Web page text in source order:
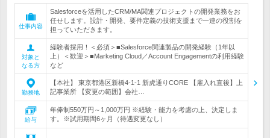
仕事内容
Salesforceを活用したCRM/MA関連プロジェクトの開発業務をお
任せします。設計・開発、要件定義の技術支援まで一連の役割を
担っていただきます。
対象と
なる方
経験者採用！＜必須＞■Salesforce関連製品の開発経験（1年以
上）＜歓迎＞■Marketing Cloud／Account Engagementの利用経験
など
勤務地
【本社】 東京都港区新橋4-1-1 新虎通りCORE 【雇入れ直後】上
記事業所 【変更の範囲】会社…
給与
年俸制550万円～1,000万円 ※経験・能力を考慮の上、決定しま
す。※試用期間6ヶ月（待遇変更なし）